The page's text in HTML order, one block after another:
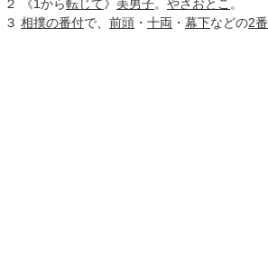
２
《1から転じて》 美男子。 やさおとこ 。
３ 相撲の番付で、 前頭 ・ 十両 ・ 幕下などの2番